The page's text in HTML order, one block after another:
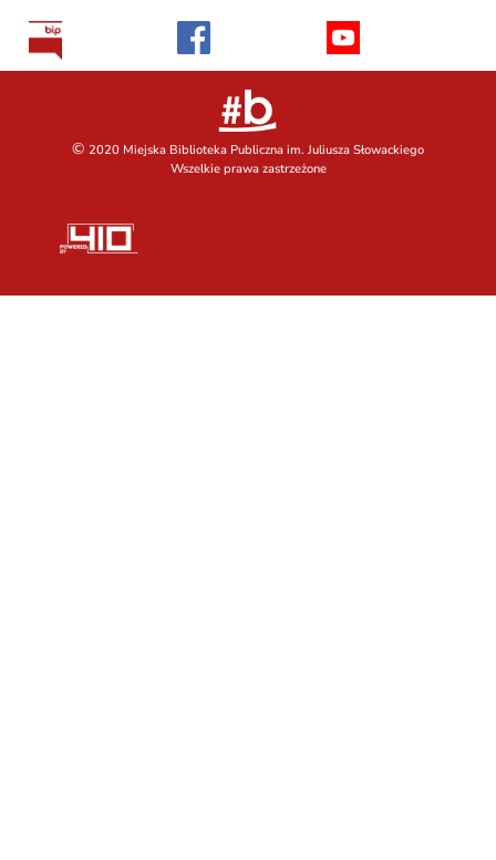
© 2020 Miejska Biblioteka Publiczna im. Juliusza Słowackiego
Wszelkie prawa zastrzeżone